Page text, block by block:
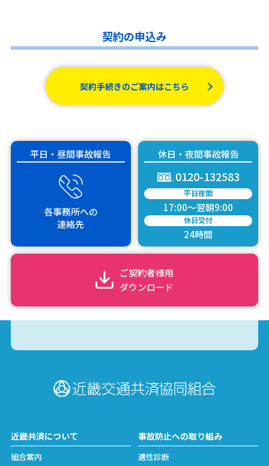
契約の申込み
契約手続きのご案内はこちら
平日・昼間事故報告
各事務所への
連絡先
休日・夜間事故報告
0120-132583
平日夜間
17:00～翌朝9:00
休日受付
24時間
ご契約者様用
ダウンロード
近畿共済について
組合案内
事故防止への取り組み
適性診断